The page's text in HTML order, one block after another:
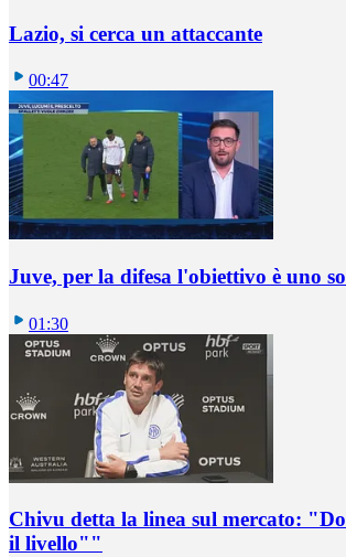
Lazio, si cerca un attaccante
00:47
Juve, per la difesa l'obiettivo è uno
01:30
Chivu detta la linea sul mercato:
il livello""